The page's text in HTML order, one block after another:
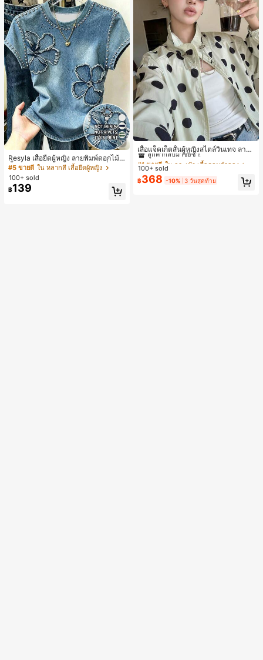
17
Resyla เสื้อยืดผู้หญิง ลายพิมพ์ดอกไม้สี
น้ำเงินวินเทจ เสื้อสำหรับออกไปเที่ยวฤ
ดูร้อน ดีไซน์กราฟิก สบายๆ อเนกประสง
ค์ สวมใส่ประจำวัน กลางแจ้ง ช้อปปิ้ง ท่
องเที่ยวกลางแจ้ง
#5 ขายดี ใน หลากสี เสื้อยืดผู้หญิง
100+ sold
฿139
เสื้อแจ็คเก็ตสั้นผู้หญิงสไตล์วินเทจ ลายจุ
ดขนาดใหญ่ คอตั้ง เอวเข้ารูป แขนพอง
ทรงหลวม แฟชั่นอเนกประสงค์ สำหรับใ
ส่ประจำวันและไปเที่ยวพักผ่อน
#1 ขายดี
ใน กระเป๋า เสื้อคลุมลำลอง
ลูกค้ากลับมาซื้อซ้ำ!
#1 ขายดี ใน กระเป๋า เสื้อคลุมลำลอง
ลูกค้ากลับมาซื้อซ้ำ!
#1 ขายดี ใน กระเป๋า เสื้อคลุมลำลอง
ลูกค้ากลับมาซื้อซ้ำ!
#1 ขายดี ใน กระเป๋า เสื้อคลุมลำลอง
100+ sold
฿368 -10% 3 วันสุดท้าย